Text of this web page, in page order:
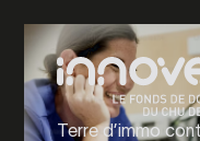
Terre d’immo